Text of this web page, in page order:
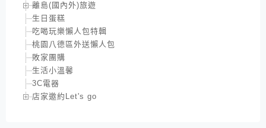
離島(國內外)旅遊
生日蛋糕
吃喝玩樂懶人包特輯
桃園八德區外送懶人包
敗家團購
生活小溫馨
3C電器
店家邀約Let's go